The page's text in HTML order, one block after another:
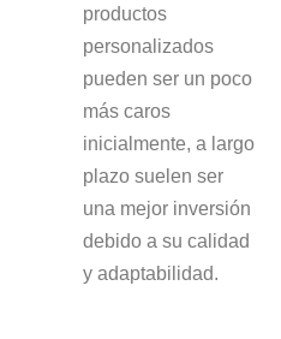
productos
personalizados
pueden ser un poco
más caros
inicialmente, a largo
plazo suelen ser
una mejor inversión
debido a su calidad
y adaptabilidad.